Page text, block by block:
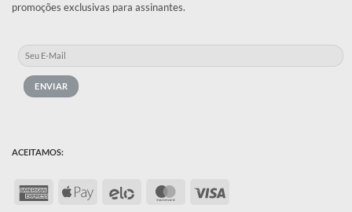
promoções exclusivas para assinantes.
ACEITAMOS:
AmericanApple
MasterCard